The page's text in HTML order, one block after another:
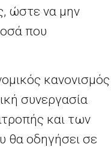
ώστε να μην
που
κανονισμός
συνεργασία
και των
θα οδηγήσει σε